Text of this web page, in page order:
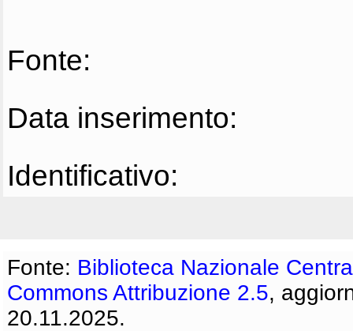
Fonte:
Data inserimento:
Identificativo:
Fonte: Biblioteca Nazionale
Commons Attribuzione 2.5,
20.11.2025.